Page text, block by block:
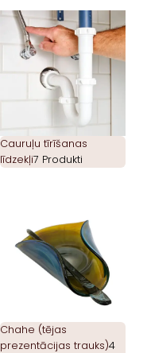
Cauruļu tīrīšanas
līdzekļi7 Produkti
Chahe (tējas
prezentācijas trauks)4